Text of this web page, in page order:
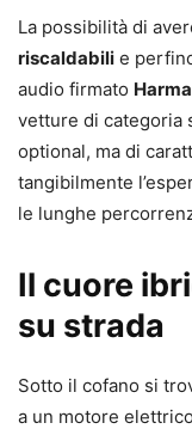
La possibilità di
riscaldabili e
audio firmato
vetture di categoria
optional, ma di
tangibilmente
le lunghe
Il cuore
su strada
Sotto il cofano si
a un motore